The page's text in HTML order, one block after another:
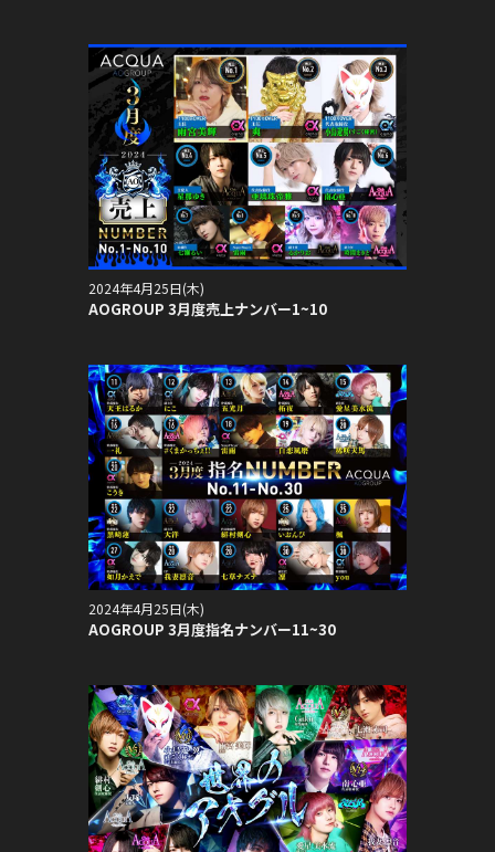
2024年4月25日(木)
AOGROUP 3月度売上ナンバー1~10
2024年4月25日(木)
AOGROUP 3月度指名ナンバー11~30